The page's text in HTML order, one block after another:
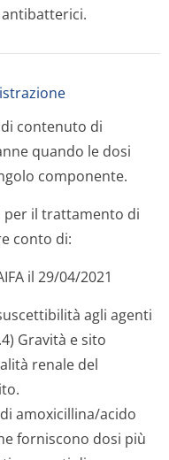
contenuto di
quando le dosi
componente.
per il trattamento di
conto di:
il 29/04/2021
agli agenti
Gravità e sito
renale del
amoxicillina/acido
forniscono dosi più